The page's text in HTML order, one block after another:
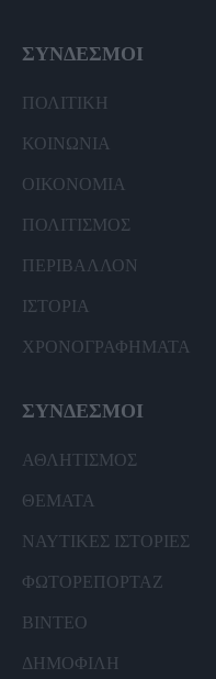
ΣΥΝΔΕΣΜΟΙ
ΠΟΛΙΤΙΚΗ
ΚΟΙΝΩΝΙΑ
ΟΙΚΟΝΟΜΙΑ
ΠΟΛΙΤΙΣΜΟΣ
ΠΕΡΙΒΑΛΛΟΝ
ΙΣΤΟΡΙΑ
ΧΡΟΝΟΓΡΑΦΗΜΑΤΑ
ΣΥΝΔΕΣΜΟΙ
ΑΘΛΗΤΙΣΜΟΣ
ΘΕΜΑΤΑ
ΝΑΥΤΙΚΕΣ ΙΣΤΟΡΙΕΣ
ΦΩΤΟΡΕΠΟΡΤΑΖ
ΒΙΝΤΕΟ
ΔΗΜΟΦΙΛΗ